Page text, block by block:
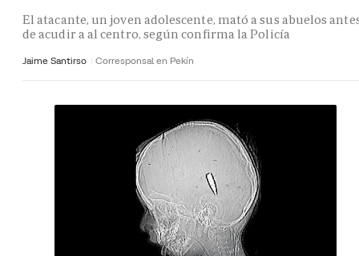
El atacante, un joven adolescente, mató a sus abuelos
de acudir a al centro, según confirma la Policía
Jaime Santirso Corresponsal en Pekín